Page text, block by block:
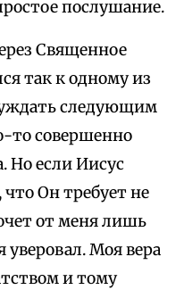
послушание.
Священное
так к одному из
следующим
то совершенно
Но если Иисус
Он требует не
от меня лишь
уверовал. Моя вера
и тому